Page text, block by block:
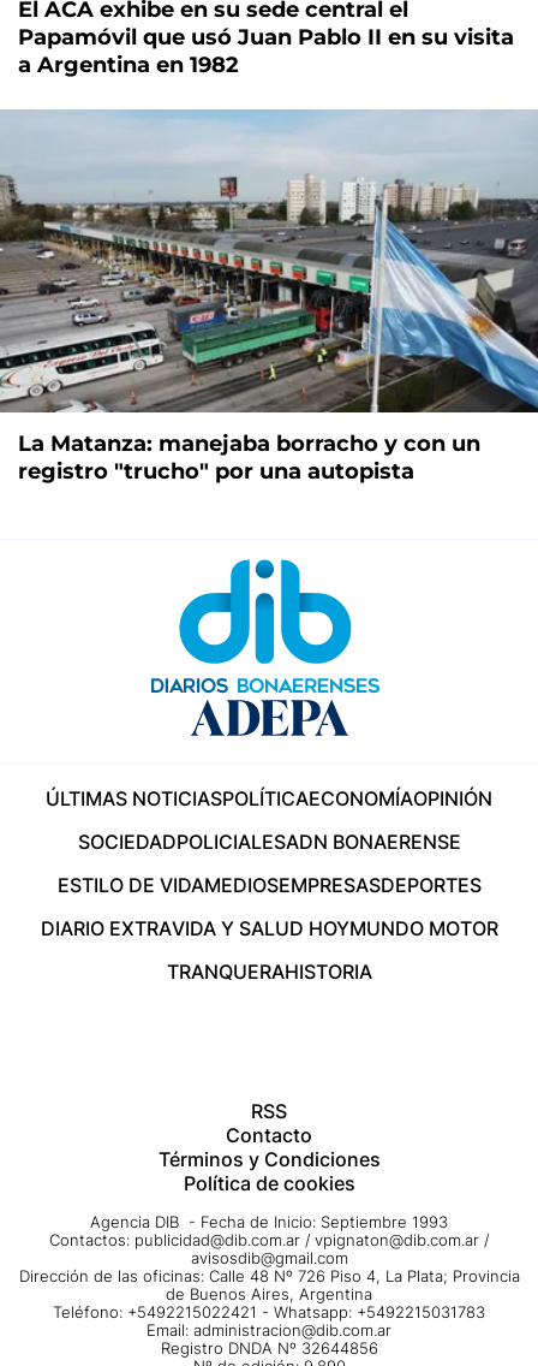
El ACA exhibe en su sede central el
Papamóvil que usó Juan Pablo II en su visita
a Argentina en 1982
La Matanza: manejaba borracho y con un
registro "trucho" por una autopista
ÚLTIMAS NOTICIASPOLÍTICAECONOMÍAOPINIÓN
SOCIEDADPOLICIALESADN BONAERENSE
ESTILO DE VIDAMEDIOSEMPRESASDEPORTES
DIARIO EXTRAVIDA Y SALUD HOYMUNDO MOTOR
TRANQUERAHISTORIA
RSS
Contacto
Términos y Condiciones
Política de cookies
Agencia DIB - Fecha de Inicio: Septiembre 1993
Contactos: publicidad@dib.com.ar / vpignaton@dib.com.ar /
avisosdib@gmail.com
Dirección de las oficinas: Calle 48 Nº 726 Piso 4, La Plata; Provincia
de Buenos Aires, Argentina
Teléfono: +5492215022421 - Whatsapp: +5492215031783
Email: administracion@dib.com.ar
Registro DNDA Nº 32644856